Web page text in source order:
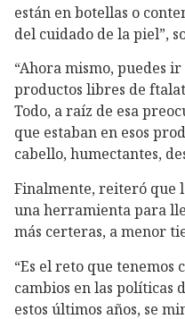
están en botellas o
del cuidado de la piel”,
“Ahora mismo, puedes
productos libres de
Todo, a raíz de esa
que estaban en esos
cabello, humectantes,
Finalmente, reiteró que
una herramienta para
más certeras, a menor
“Es el reto que tenemos
cambios en las políticas
estos últimos años, se